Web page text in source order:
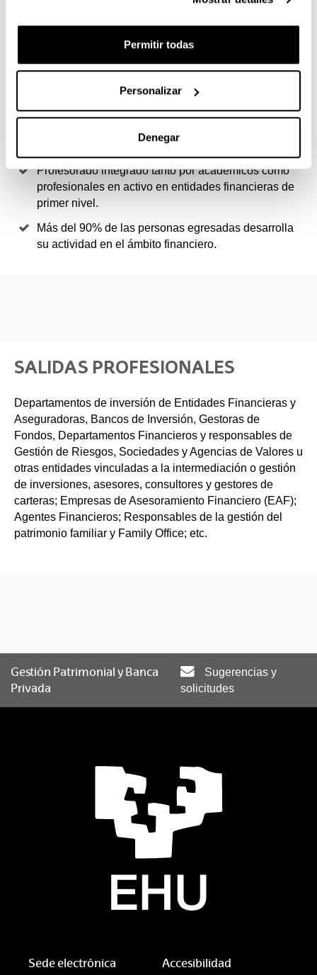
Permitir todas
Personalizar
Denegar
mercados financieros, gestión de inversiones, banca
privada y asesoramiento financiero.
Acreditado por la Comisión Nacional del Mercado de
asesoramiento (requerimiento MiFID II).
Profesorado integrado tanto por académicos como
profesionales en activo en entidades financieras de
primer nivel.
Más del 90% de las personas egresadas desarrolla
su actividad en el ámbito financiero.
SALIDAS PROFESIONALES
Departamentos de inversión de Entidades Financieras y
Aseguradoras, Bancos de Inversión, Gestoras de
Fondos, Departamentos Financieros y responsables de
Gestión de Riesgos, Sociedades y Agencias de Valores u
otras entidades vinculadas a la intermediación o gestión
de inversiones, asesores, consultores y gestores de
carteras; Empresas de Asesoramiento Financiero (EAF);
Agentes Financieros; Responsables de la gestión del
patrimonio familiar y Family Office; etc.
Gestión Patrimonial y Banca
Privada
Sugerencias y
solicitudes
Sede electrónica Accesibilidad